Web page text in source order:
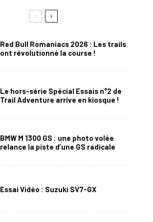
Red Bull Romaniacs 2026 : Les trails
ont révolutionné la course !
Le hors-série Spécial Essais n°2 de
Trail Adventure arrive en kiosque !
BMW M 1300 GS : une photo volée
relance la piste d’une GS radicale
Essai Vidéo : Suzuki SV7-GX